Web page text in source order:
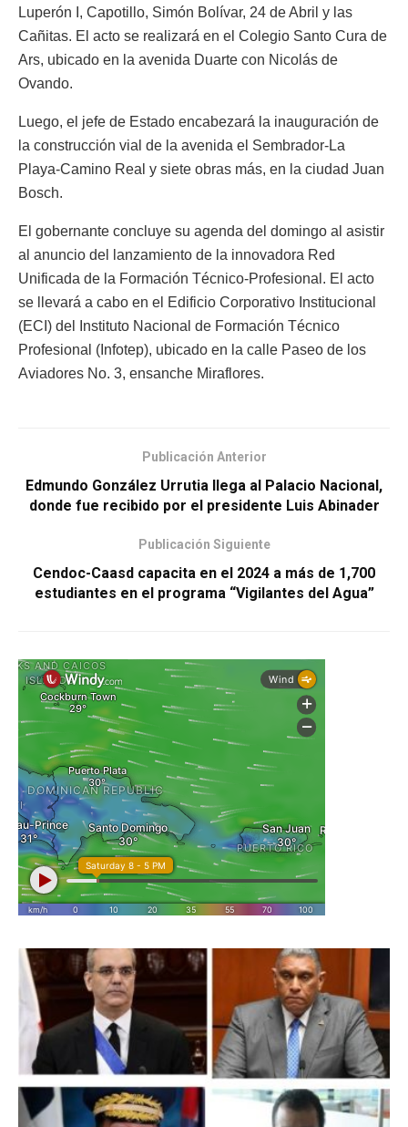
Luperón I, Capotillo, Simón Bolívar, 24 de Abril y las
Cañitas. El acto se realizará en el Colegio Santo Cura de
Ars, ubicado en la avenida Duarte con Nicolás de
Ovando.
Luego, el jefe de Estado encabezará la inauguración de
la construcción vial de la avenida el Sembrador-La
Playa-Camino Real y siete obras más, en la ciudad Juan
Bosch.
El gobernante concluye su agenda del domingo al asistir
al anuncio del lanzamiento de la innovadora Red
Unificada de la Formación Técnico-Profesional. El acto
se llevará a cabo en el Edificio Corporativo Institucional
(ECI) del Instituto Nacional de Formación Técnico
Profesional (Infotep), ubicado en la calle Paseo de los
Aviadores No. 3, ensanche Miraflores.
Publicación Anterior
Edmundo González Urrutia llega al Palacio Nacional,
donde fue recibido por el presidente Luis Abinader
Publicación Siguiente
Cendoc-Caasd capacita en el 2024 a más de 1,700
estudiantes en el programa “Vigilantes del Agua”